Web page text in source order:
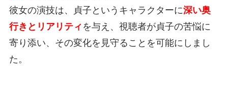
彼女の演技は、貞子というキャラクターに深い奥
行きとリアリティ を与え、視聴者が貞子の苦悩に
寄り添い、その変化を見守ることを可能にしまし
た。